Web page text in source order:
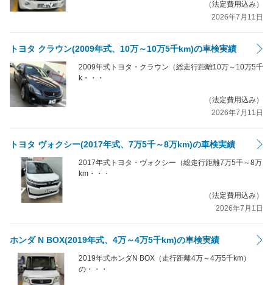
（法定費用込み）
2026年7月11日
トヨタ クラウン(2009年式、10万～10万5千km)の車検実績
2009年式トヨタ・クラウン（総走行距離10万～10万5千
k・・・
（法定費用込み）
2026年7月11日
トヨタ ヴォクシー(2017年式、7万5千～8万km)の車検実績
2017年式トヨタ・ヴォクシー（総走行距離7万5千～8万
km・・・
（法定費用込み）
2026年7月1日
ホンダ N BOX(2019年式、4万～4万5千km)の車検実績
2019年式ホンダN BOX（走行距離4万～4万5千km）
の・・・